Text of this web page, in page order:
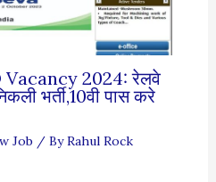
2024: रेलवे
भर्ती,10वी पास करे
Job / ByRahul Rock